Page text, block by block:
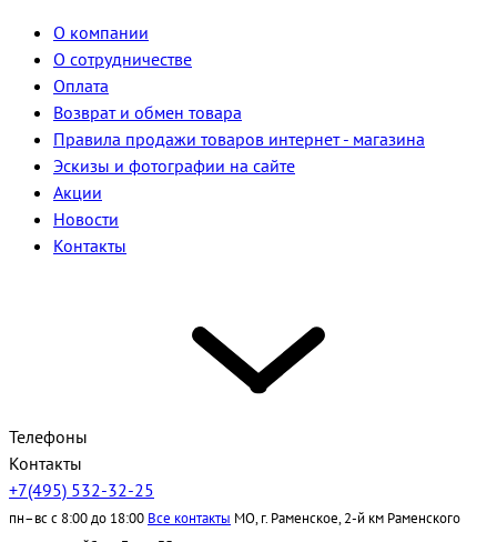
О компании
О сотрудничестве
Оплата
Возврат и обмен товара
Правила продажи товаров интернет - магазина
Эскизы и фотографии на сайте
Акции
Новости
Контакты
Телефоны
Контакты
+7(495) 532-32-25
пн–вс с 8:00 до 18:00 Все контакты МО, г. Раменское, 2-й км Раменского